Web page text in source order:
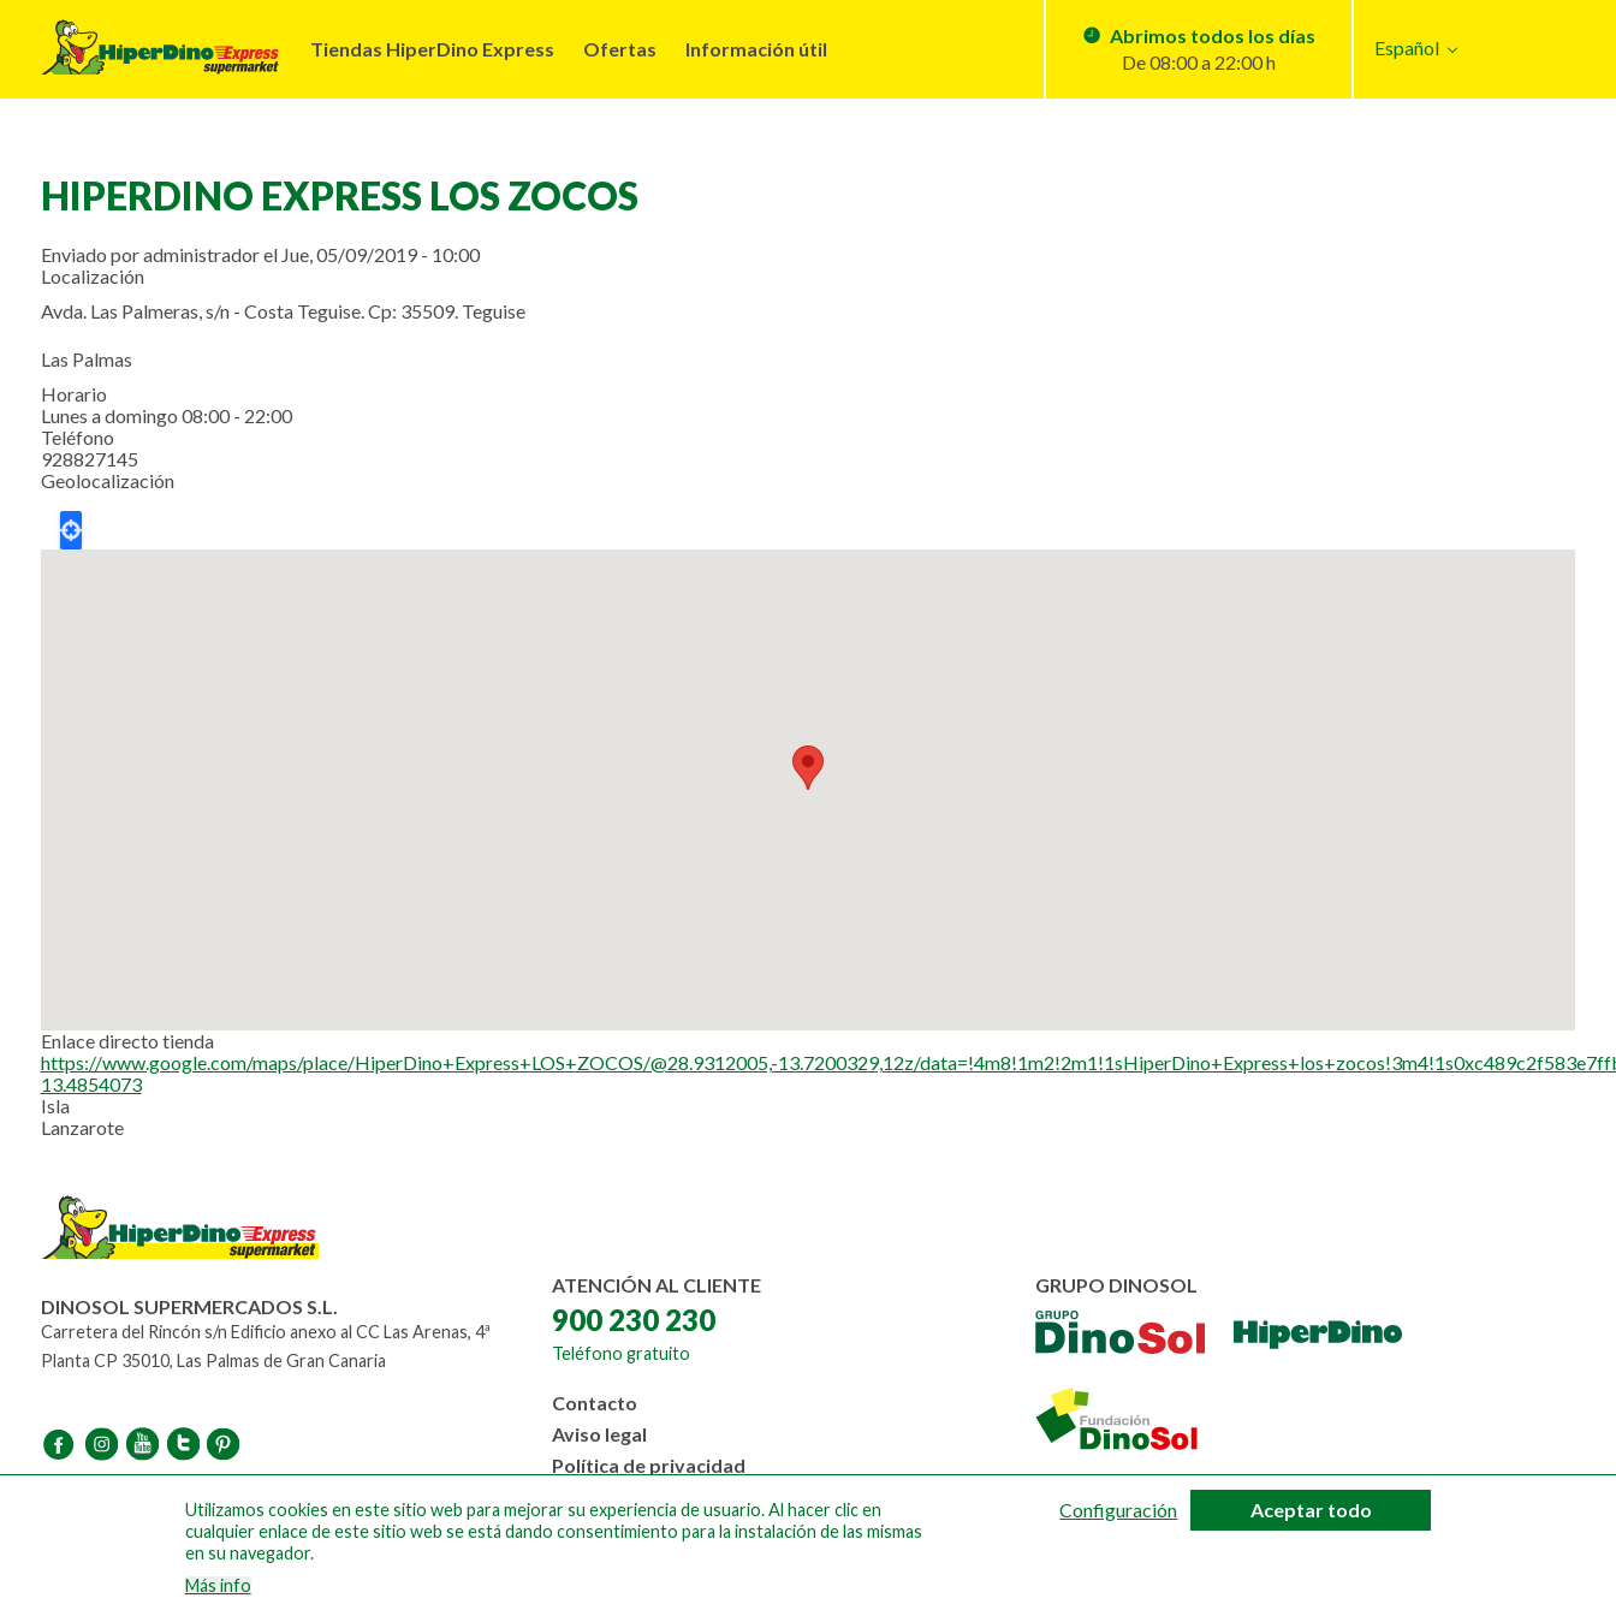
Navegación
Tiendas HiperDino Express Ofertas Información útil
Abrimos todos los días
De 08:00 a 22:00 h
Español
HIPERDINO EXPRESS LOS ZOCOS
Enviado poradministradorel Jue, 05/09/2019 - 10:00
Localización
Avda. Las Palmeras, s/n - Costa Teguise. Cp: 35509. Teguise
Las Palmas
Horario
Lunes a domingo 08:00 - 22:00
Teléfono
928827145
Geolocalización
Enlace directo tienda
https://www.google.com/maps/place/HiperDino+Express+LOS+ZOCOS/@28.9312005,-13.7200329,12z/
13.4854073
Isla
Lanzarote
DINOSOL SUPERMERCADOS S.L.
Carretera del Rincón s/n Edificio anexo al CC Las Arenas, 4ª
Planta CP 35010, Las Palmas de Gran Canaria
ATENCIÓN AL CLIENTE
900 230 230
Teléfono gratuito
Menú
al
pie
Contacto
Aviso legal
Política de privacidad
Diseño web Ateigh
GRUPO DINOSOL
Utilizamos cookies en este sitio web para mejorar su experiencia de usuario. Al hacer clic en
cualquier enlace de este sitio web se está dando consentimiento para la instalación de las mismas
en su navegador.
Más info
Configuración Aceptar todo